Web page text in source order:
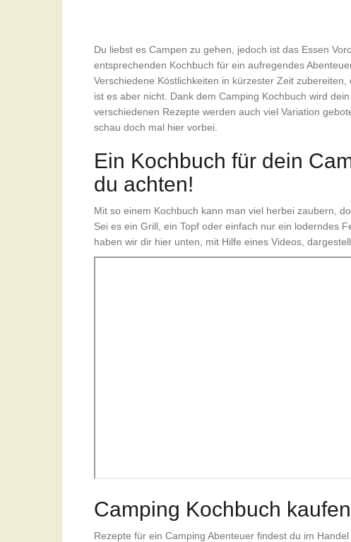
Du liebst es Campen zu gehen, jedoch ist das Essen
entsprechenden Kochbuch für ein aufregendes
Verschiedene Köstlichkeiten in kürzester Zeit
ist es aber nicht. Dank dem Camping Kochbuch wird
verschiedenen Rezepte werden auch viel Variation
schau doch mal hier vorbei.
Ein Kochbuch für dein
du achten!
Mit so einem Kochbuch kann man viel herbei zaubern,
Sei es ein Grill, ein Topf oder einfach nur ein loderndes
haben wir dir hier unten, mit Hilfe eines Videos,
Camping Kochbuch kaufen
Rezepte für ein Camping Abenteuer findest du im